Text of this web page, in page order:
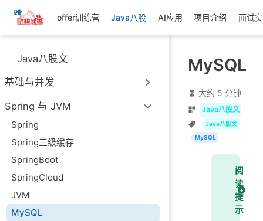
跳
至
主
內
容
offer训练营 Java八股 AI应用 项目介绍 面试
Java八股文
基础与并发
Spring 与 JVM
Spring
Spring三级缓存
SpringBoot
SpringCloud
JVM
MySQL
MySQL
大约 5 分钟
Java八股文
Java八股文
MySQL
阅
读
提
示